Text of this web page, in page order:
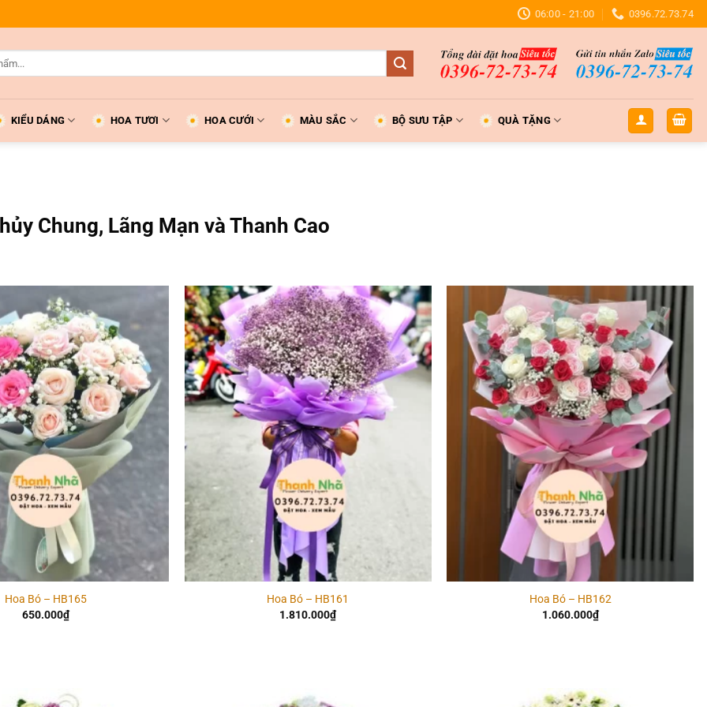
06:00 - 21:00 0396.72.73.74
KIỂU DÁNG HOA TƯƠI HOA CƯỚI MÀU SẮC BỘ SƯU TẬP QUÀ TẶNG
Chung, Lãng Mạn và Thanh Cao
Add to
wishlist
Hoa Bó – HB165
650.000₫
Add to
wishlist
Hoa Bó – HB161
1.810.000₫
Add to
wishlist
Hoa Bó – HB162
1.060.000₫